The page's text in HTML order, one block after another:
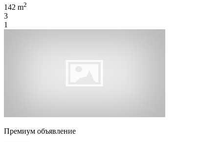
142 m2
3
1
Премиум объявление